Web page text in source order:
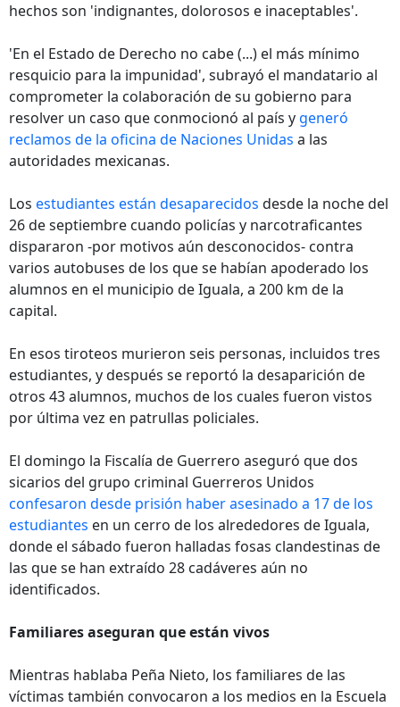
hechos son 'indignantes, dolorosos e inaceptables'.
'En el Estado de Derecho no cabe (...) el más mínimo
resquicio para la impunidad', subrayó el mandatario al
comprometer la colaboración de su gobierno para
resolver un caso que conmocionó al país y generó
reclamos de la oficina de Naciones Unidas a las
autoridades mexicanas.
Los estudiantes están desaparecidos desde la noche del
26 de septiembre cuando policías y narcotraficantes
dispararon -por motivos aún desconocidos- contra
varios autobuses de los que se habían apoderado los
alumnos en el municipio de Iguala, a 200 km de la
capital.
En esos tiroteos murieron seis personas, incluidos tres
estudiantes, y después se reportó la desaparición de
otros 43 alumnos, muchos de los cuales fueron vistos
por última vez en patrullas policiales.
El domingo la Fiscalía de Guerrero aseguró que dos
sicarios del grupo criminal Guerreros Unidos
confesaron desde prisión haber asesinado a 17 de los
estudiantes en un cerro de los alrededores de Iguala,
donde el sábado fueron halladas fosas clandestinas de
las que se han extraído 28 cadáveres aún no
identificados.
Familiares aseguran que están vivos
Mientras hablaba Peña Nieto, los familiares de las
víctimas también convocaron a los medios en la Escuela